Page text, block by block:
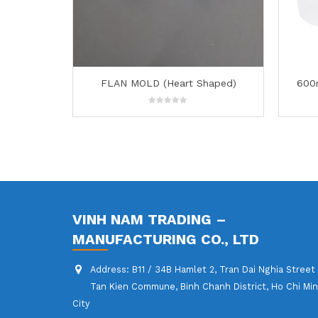
600ml Jar with Screw Lid – 130
2
VINH NAM TRADING –
MANUFACTURING CO., LTD
Address: B11 / 34B Hamlet 2, Tran Dai Nghia Street
Tan Kien Commune, Binh Chanh District, Ho Chi
City